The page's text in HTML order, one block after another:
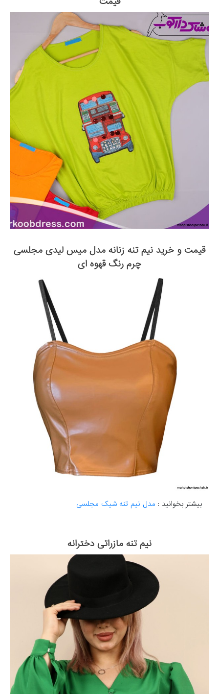
قیمت و خرید نیم تنه زنانه مدل میس لیدی مجلسی
چرم رنگ قهوه ای
بیشتر بخوانید : مدل نیم تنه شیک مجلسی
نیم تنه مازراتی دخترانه